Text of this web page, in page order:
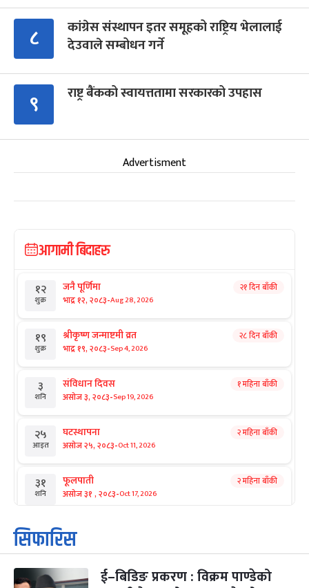
८
कांग्रेस संस्थापन इतर समूहको राष्ट्रिय भेलालाई
देउवाले सम्बोधन गर्ने
९ राष्ट्र बैंकको स्वायत्ततामा सरकारको उपहास
Advertisment
आगामी बिदाहरु
१२
शुक्र
जनै पूर्णिमा
भाद्र १२, २०८३-Aug 28, 2026
२१ दिन बाँकी
१९
शुक्र
श्रीकृष्ण जन्माष्टमी व्रत
भाद्र १९, २०८३-Sep 4, 2026
२८ दिन बाँकी
३
शनि
संविधान दिवस
असोज ३, २०८३-Sep 19, 2026
१ महिना बाँकी
२५
आइत
घटस्थापना
असोज २५, २०८३-Oct 11, 2026
२ महिना बाँकी
३१
शनि
फूलपाती
असोज ३१ , २०८३-Oct 17, 2026
२ महिना बाँकी
१
आइत
कार्तिक सङ्क्रान्ति
कार्तिक १, २०८३
३ महानवमी २ महिना बाँकी
सिफारिस
ई–बिडिङ प्रकरण : विक्रम पाण्डेको